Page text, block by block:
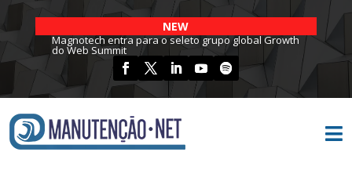
NEW
Magnotech entra para o seleto grupo global Growth
do Web Summit
